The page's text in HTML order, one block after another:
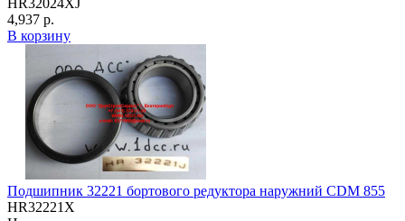
4,937 р.
В корзину
Подшипник 32221 бортового редуктора наружний CDM 855
HR32221X